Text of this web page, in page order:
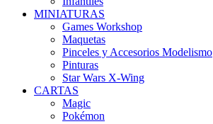
MINIATURAS
Games Workshop
Maquetas
Pinceles y Accesorios Modelismo
Pinturas
Star Wars X-Wing
CARTAS
Magic
Pokémon